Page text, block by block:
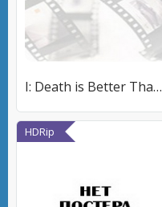
I: Death is Better Than Hate
HDRip